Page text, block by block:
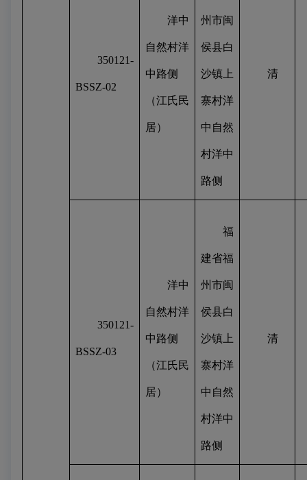
350121-
BSSZ-02
洋中
自然村洋
中路侧
（江氏民
居）
州市闽
侯县白
沙镇上
寨村洋
中自然
村洋中
路侧
清
350121-
BSSZ-03
洋中
自然村洋
中路侧
（江氏民
居）
福
建省福
州市闽
侯县白
沙镇上
寨村洋
中自然
村洋中
路侧
清